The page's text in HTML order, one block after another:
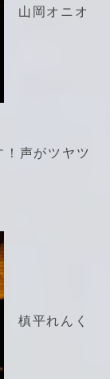
山岡オニオ
声がツヤツ
槙平れんく